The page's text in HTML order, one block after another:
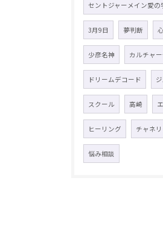
セントジャーメイン愛の
3月9日 夢判断
少彦名神 カルチャ
ドリームデコード
スクール 高崎
ヒーリング チャネ
悩み相談